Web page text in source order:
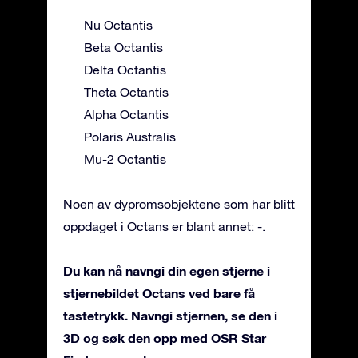
Nu Octantis
Beta Octantis
Delta Octantis
Theta Octantis
Alpha Octantis
Polaris Australis
Mu-2 Octantis
Noen av dypromsobjektene som har blitt
oppdaget i Octans er blant annet: -.
Du kan nå navngi din egen stjerne i
stjernebildet Octans ved bare få
tastetrykk. Navngi stjernen, se den i
3D og søk den opp med OSR Star